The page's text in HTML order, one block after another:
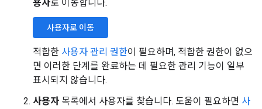
용자로 이동합니다.
사용자로 이동
적합한 사용자 관리 권한이 필요하며, 적합한 권한이 없으
면 이러한 단계를 완료하는 데 필요한 관리 기능이 일부
표시되지 않습니다.
사용자 목록에서 사용자를 찾습니다. 도움이 필요하면 사